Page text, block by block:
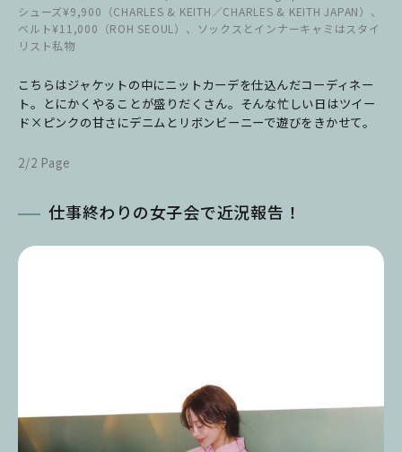
シューズ¥9,900（CHARLES & KEITH／CHARLES & KEITH JAPAN）、
ベルト¥11,000（ROH SEOUL）、ソックスとインナーキャミはスタイ
リスト私物
こちらはジャケットの中にニットカーデを仕込んだコーディネー
ト。
とにかくやることが盛りだくさん。そんな忙しい日はツイー
ド×ピンクの甘さにデニムとリボンビーニーで遊びをきかせて。
2/2 Page
仕事終わりの女子会で近況報告！